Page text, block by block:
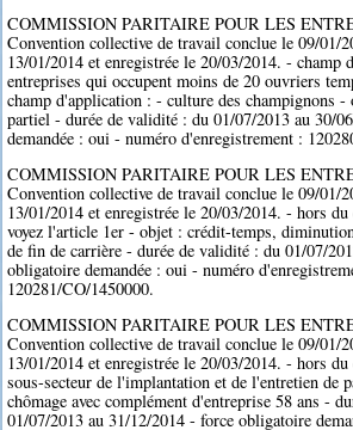
COMMISSION PARITAIRE POUR LES
Convention collective de travail conclue le 09/01/
13/01/2014 et enregistrée le 20/03/2014. - champ
entreprises qui occupent moins de 20 ouvriers
champ d'application : - culture des champignons
partiel - durée de validité : du 01/07/2013 au 30/
demandée : oui - numéro d'enregistrement :
COMMISSION PARITAIRE POUR LES
Convention collective de travail conclue le 09/01/
13/01/2014 et enregistrée le 20/03/2014. - hors
voyez l'article 1er - objet : crédit-temps,
de fin de carrière - durée de validité : du 01/07/
obligatoire demandée : oui - numéro
120281/CO/1450000.
COMMISSION PARITAIRE POUR LES
Convention collective de travail conclue le 09/01/
13/01/2014 et enregistrée le 20/03/2014. - hors
sous-secteur de l'implantation et de l'entretien de
chômage avec complément d'entreprise 58 ans -
01/07/2013 au 31/12/2014 - force obligatoire